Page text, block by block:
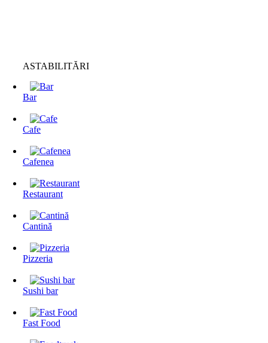
ASTABILITĂRI
Bar
Cafe
Cafenea
Restaurant
Cantină
Pizzeria
Sushi bar
Fast Food